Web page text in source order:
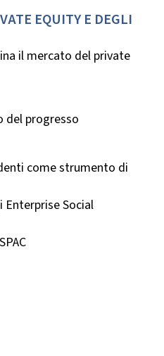
EQUITY E DEGLI
il mercato del private
del progresso
come strumento di
Social